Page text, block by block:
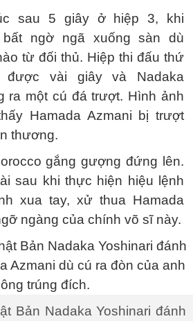
sau 5 giây ở hiệp 3, khi
bất ngờ ngã xuống sàn dù
từ đối thủ. Hiệp thi đấu thứ
vài giây và Nadaka
ra một cú đá trượt. Hình ảnh
Hamada Azmani bị trượt
thương.
gắng gượng đứng lên.
sau khi thực hiện hiệu lệnh
xua tay, xử thua Hamada
ngàng của chính võ sĩ này.
Bản Nadaka Yoshinari đánh